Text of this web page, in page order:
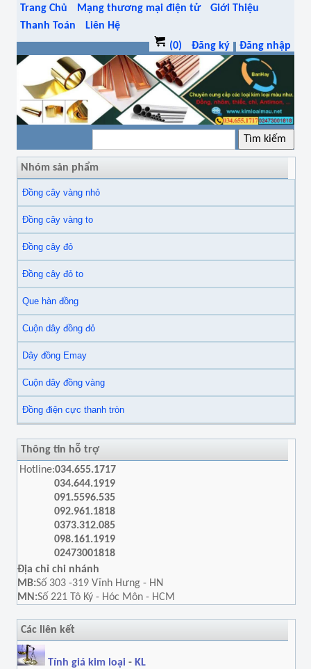
Trang Chủ Mạng thương mại điện tử
Giới Thiệu
Thanh Toán
Liên Hệ
(0)
Đăng ký Đăng nhập
Nhóm sản phẩm
Đồng cây vàng nhỏ
Đồng cây vàng to
Đồng cây đỏ
Đồng cây đỏ to
Que hàn đồng
Cuộn dây đồng đỏ
Dây đồng Emay
Cuộn dây đồng vàng
Đồng điện cực thanh tròn
Thông tin hỗ trợ
Hotline:034.655.1717
034.644.1919
091.5596.535
092.961.1818
0373.312.085
098.161.1919
02473001818
Địa chỉ chi nhánh
MB:Số 303 -319 Vĩnh Hưng - HN
MN:Số 221 Tô Ký - Hóc Môn - HCM
Các liên kết
Tính giá kim loại - KL